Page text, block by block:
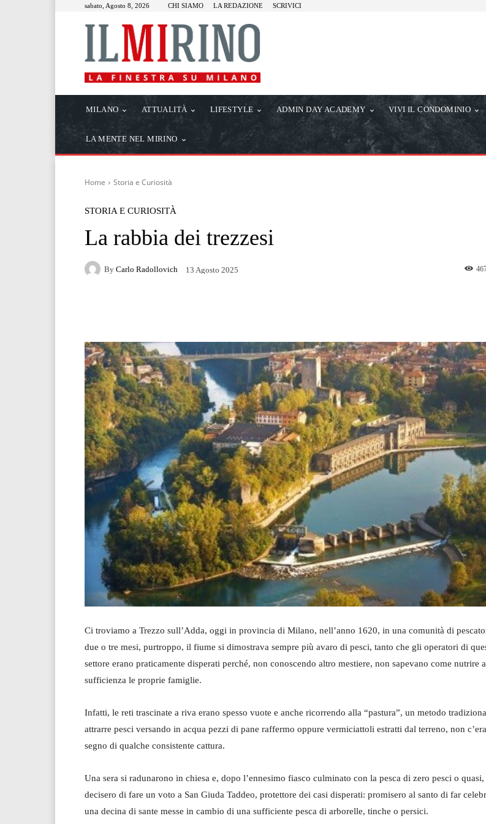
sabato, Agosto 8, 2026 CHI SIAMO LA REDAZIONE SCRIVICI
MILANO ATTUALITÀ LIFESTYLE ADMIN DAY ACADEMY VIVI IL CONDOMINIO
LA MENTE NEL MIRINO
Home Storia e Curiosità
STORIA E CURIOSITÀ
La rabbia dei trezzesi
By Carlo Radollovich 13 Agosto 2025
Ci troviamo a Trezzo sull’Adda, oggi in provincia di Milano, nell’anno 1620, in una comunità di
due o tre mesi, purtroppo, il fiume si dimostrava sempre più avaro di pesci, tanto che gli operatori di
settore erano praticamente disperati perché, non conoscendo altro mestiere, non sapevano come nutrire a
sufficienza le proprie famiglie.
Infatti, le reti trascinate a riva erano spesso vuote e anche ricorrendo alla “pastura”, un metodo
attrarre pesci versando in acqua pezzi di pane raffermo oppure vermiciattoli estratti dal terreno, non c’era
segno di qualche consistente cattura.
Una sera si radunarono in chiesa e, dopo l’ennesimo fiasco culminato con la pesca di zero pesci o quasi,
decisero di fare un voto a San Giuda Taddeo, protettore dei casi disperati: promisero al santo di far
una decina di sante messe in cambio di una sufficiente pesca di arborelle, tinche o persici.